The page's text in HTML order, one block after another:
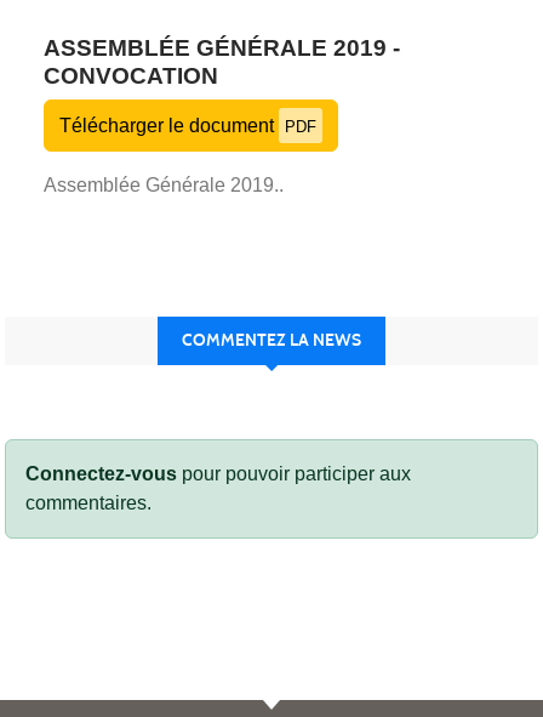
ASSEMBLÉE GÉNÉRALE 2019 -
CONVOCATION
Télécharger le document PDF
Assemblée Générale 2019..
COMMENTEZ LA NEWS
Connectez-vous pour pouvoir participer aux
commentaires.